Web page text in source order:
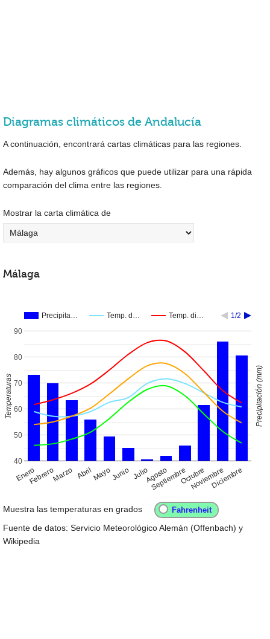
Diagramas climáticos de Andalucía
A continuación, encontrará cartas climáticas para las regiones.
Además, hay algunos gráficos que puede utilizar para una rápida
comparación del clima entre las regiones.
Mostrar la carta climática de
Málaga
Precipita… Temp. d… Temp. di… 1/2
EneroFebreroMarzo AbrilMayoJunio JulioAgosto
SeptiembreOctubre
NoviembreDiciembre
40
50
60
70
80
90
Temperaturas Precipitación (mm)
Muestra las temperaturas en grados
Fuente de datos: Servicio Meteorológico Alemán (Offenbach) y
Wikipedia